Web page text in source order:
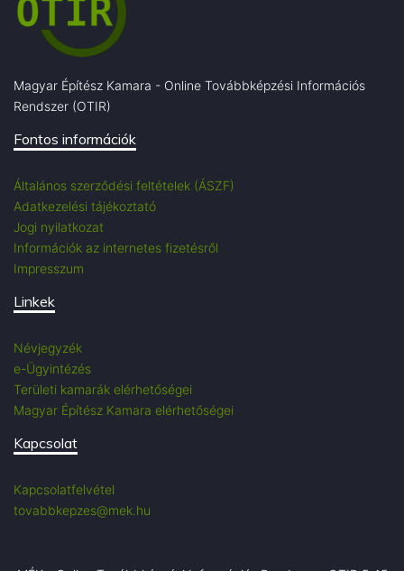
Magyar Építész Kamara - Online Továbbképzési Információs
Rendszer (OTIR)
Fontos információk
Általános szerződési feltételek (ÁSZF)
Adatkezelési tájékoztató
Jogi nyilatkozat
Információk az internetes fizetésről
Impresszum
Linkek
Névjegyzék
e-Ügyintézés
Területi kamarák elérhetőségei
Magyar Építész Kamara elérhetőségei
Kapcsolat
Kapcsolatfelvétel
tovabbkepzes@mek.hu